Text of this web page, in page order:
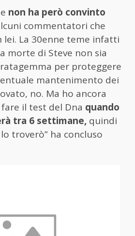
non ha però convinto
commentatori che
lei. La 30enne teme infatti
morte di Steve non sia
per proteggere
mantenimento dei
no. Ma ho ancora
il test del Dna quando
tra 6 settimane, quindi
troverò” ha concluso